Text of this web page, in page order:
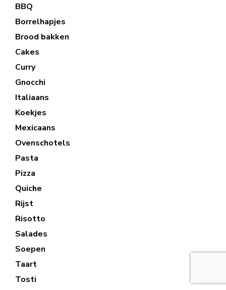
BBQ
Borrelhapjes
Brood bakken
Cakes
Curry
Gnocchi
Italiaans
Koekjes
Mexicaans
Ovenschotels
Pasta
Pizza
Quiche
Rijst
Risotto
Salades
Soepen
Taart
Tosti